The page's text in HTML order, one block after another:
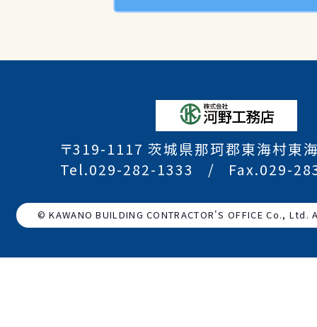
〒319-1117 茨城県那珂郡東海村東
Tel.029-282-1333
Fax.029-
© KAWANO BUILDING CONTRACTOR'S OFFICE Co.,